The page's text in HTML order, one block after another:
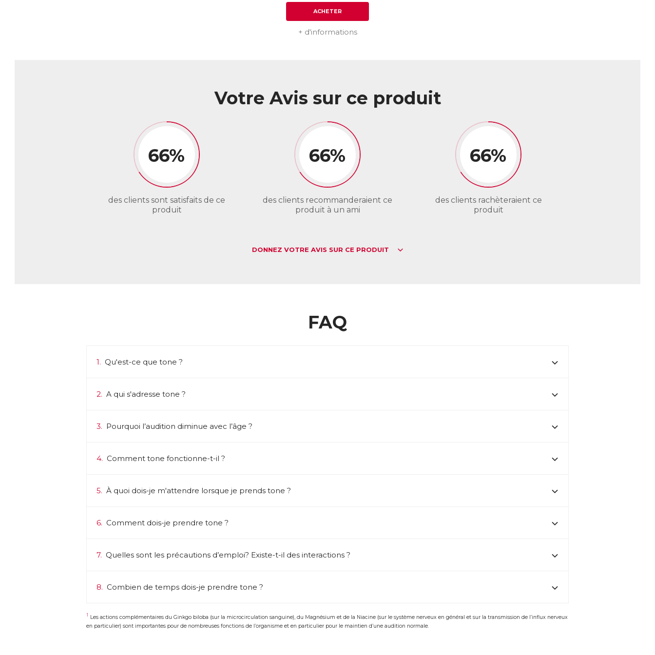
ACHETER
+ d'informations
Votre Avis sur ce produit
66%
des clients sont satisfaits de ce
produit
66%
des clients recommanderaient ce
produit à un ami
66%
des clients rachèteraient ce
produit
DONNEZ VOTRE AVIS SUR CE PRODUIT
FAQ
1. Qu'est-ce que tone ?
2. A qui s'adresse tone ?
3. Pourquoi l’audition diminue avec l’âge ?
4. Comment tone fonctionne-t-il ?
5. À quoi dois-je m'attendre lorsque je prends tone ?
6. Comment dois-je prendre tone ?
7. Quelles sont les précautions d’emploi? Existe-t-il des interactions ?
8. Combien de temps dois-je prendre tone ?
1 Les actions complémentaires du Ginkgo biloba (sur la microcirculation sanguine), du Magnésium et de la Niacine (sur le système nerveux en général et sur la transmission de l’influx nerveux
en particulier) sont importantes pour de nombreuses fonctions de l’organisme et en particulier pour le maintien d’une audition normale.